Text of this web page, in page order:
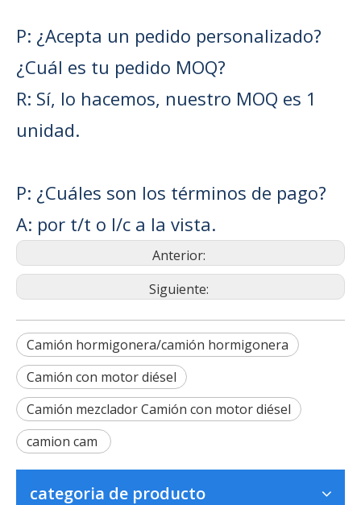
P: ¿Acepta un pedido personalizado?
¿Cuál es tu pedido MOQ?
R: Sí, lo hacemos, nuestro MOQ es 1
unidad.
P: ¿Cuáles son los términos de pago?
A: por t/t o l/c a la vista.
Anterior:
Siguiente:
Camión hormigonera/camión hormigonera
Camión con motor diésel
Camión mezclador Camión con motor diésel
camion cam
categoria de producto